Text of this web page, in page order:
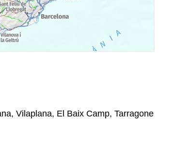
Vilaplana, El Baix Camp, Tarragone